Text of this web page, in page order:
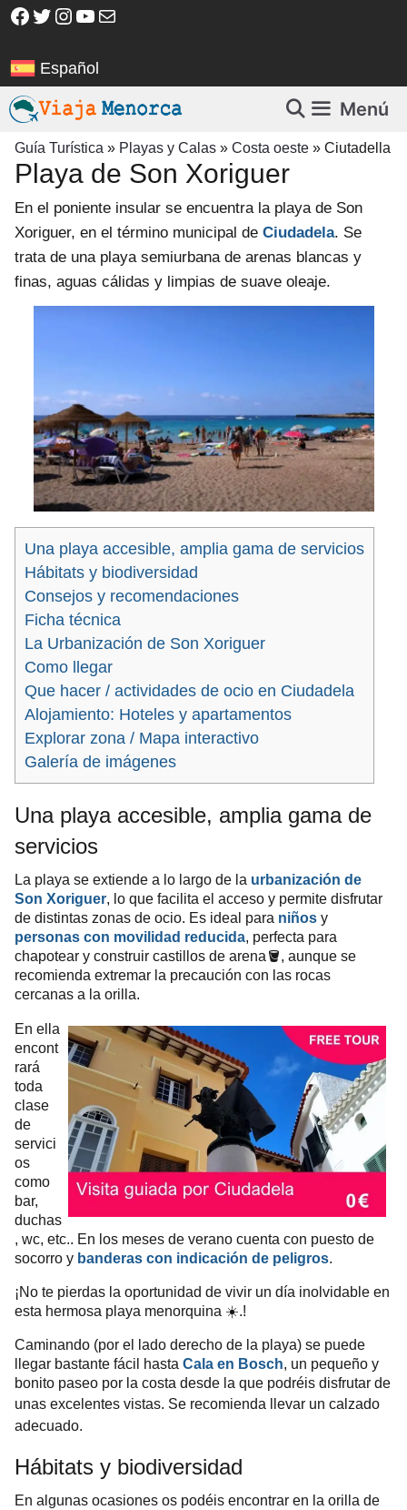
Saltar
Facebook
Twitter
Instagram
YouTube
Correo electrónico
Español
Menú
Guía Turística » Playas y Calas » Costa oeste » Ciutadella
Playa de Son Xoriguer
En el poniente insular se encuentra la playa de Son
Xoriguer, en el término municipal de Ciudadela. Se
trata de una playa semiurbana de arenas blancas y
finas, aguas cálidas y limpias de suave oleaje.
Una playa accesible, amplia gama de servicios
Hábitats y biodiversidad
Consejos y recomendaciones
Ficha técnica
La Urbanización de Son Xoriguer
Como llegar
Que hacer / actividades de ocio en Ciudadela
Alojamiento: Hoteles y apartamentos
Explorar zona / Mapa interactivo
Galería de imágenes
Una playa accesible, amplia gama de
servicios
La playa se extiende a lo largo de la urbanización de
Son Xoriguer, lo que facilita el acceso y permite disfrutar
de distintas zonas de ocio. Es ideal para niños y
personas con movilidad reducida, perfecta para
chapotear y construir castillos de arena🪣, aunque se
recomienda extremar la precaución con las rocas
cercanas a la orilla.
En ella
encont
rará
toda
clase
de
servici
os
como
bar,
duchas
, wc, etc.. En los meses de verano cuenta con puesto de
socorro y banderas con indicación de peligros
¡No te pierdas la oportunidad de vivir un día inolvidable en
esta hermosa playa menorquina ☀️.!
Caminando (por el lado derecho de la playa) se puede
llegar bastante fácil hasta Cala en Bosch, un pequeño y
bonito paseo por la costa desde la que podréis disfrutar de
unas excelentes vistas. Se recomienda llevar un calzado
adecuado.
Hábitats y biodiversidad
En algunas ocasiones os podéis encontrar en la orilla de